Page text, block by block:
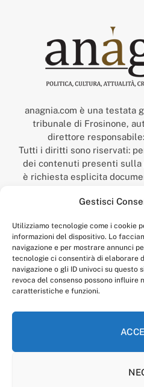
Gestisci
Utilizziamo tecnologie come i cookie
informazioni del dispositivo. Lo
navigazione e per mostrare annunci
tecnologie ci consentirà di elaborare
navigazione o gli ID univoci su questo
revoca del consenso possono influire
caratteristiche e funzioni.
anagnia.com è una testata
tribunale di Frosinone,
direttore
Tutti i diritti sono riservati:
dei contenuti presenti sulla
è richiesta esplicita
“Anagnia” è un marchio
num. registrazione:
Per contatti:
COOKIE